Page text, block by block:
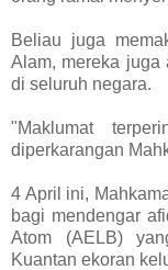
Beliau juga
Alam, mereka juga
di seluruh negara.
"Maklumat
diperkarangan
4 April ini,
bagi mendengar
Atom (AELB)
Kuantan ekoran